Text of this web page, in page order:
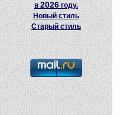
в 2026 году.
Новый стиль
Старый стиль